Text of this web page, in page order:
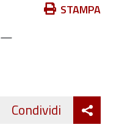
STAMPA
—
Condividi